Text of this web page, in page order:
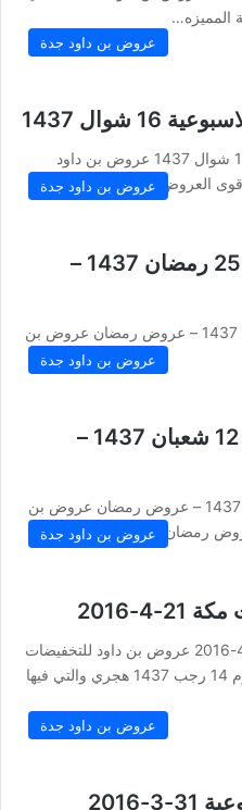
عروض بن داود جدة
شوال 1437
عروض بن داود العروض الاسبوعية 16 شوال 1437 عروض بن داود
عروض بن داود جدة
عروض بن داود عيد سعيد 25 رمضان 1437 –
عروض بن داود عيد سعيد 25 رمضان 1437 – عروض رمضان عروض بن
عروض بن داود جدة
عروض بن داود الرمضانية 12 شعبان 1437 –
عروض بن داود الرمضانية 12 شعبان 1437 – عروض رمضان عروض بن
عروض بن داود جدة
2016
عروض بن داود للتخفيضات مكة 21-4-2016 عروض بن داود للتخفيضات
مكة 21-4-2016 افضل العروض اليوم 14 رجب 1437 هجري والتي فيها
عروض بن داود جدة